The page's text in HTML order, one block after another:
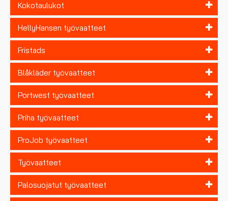
Kokotaulukot
HellyHansen työvaatteet
Fristads
Blåkläder työvaatteet
Portwest työvaatteet
Priha työvaatteet
ProJob työvaatteet
Työvaatteet
Palosuojatut työvaatteet